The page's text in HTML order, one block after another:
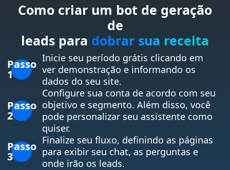
Como criar um bot de geração
de
leads para dobrar sua receita
Passo
1
Inicie seu período grátis clicando em
ver demonstração e informando os
dados do seu site.
Passo
2
Configure sua conta de acordo com seu
objetivo e segmento. Além disso, você
pode personalizar seu assistente como
quiser.
Passo
3
Finalize seu fluxo, definindo as páginas
para exibir seu chat, as perguntas e
onde irão os leads.